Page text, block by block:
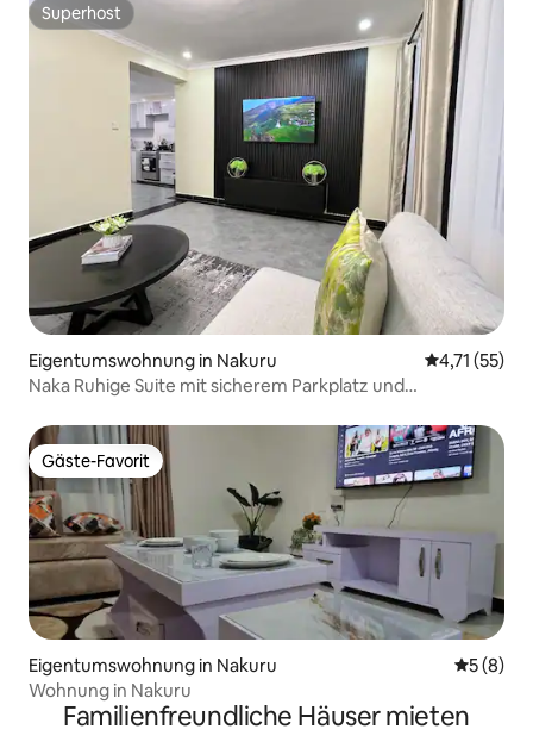
Superhost
Superhost
Eigentumswohnung in Nakuru
4,71 (55)
Naka Ruhige Suite mit sicherem Parkplatz und
Gäste-Favorit
Gäste-Favorit
Eigentumswohnung in Nakuru
5 (8)
Wohnung in Nakuru
Familienfreundliche Häuser mieten